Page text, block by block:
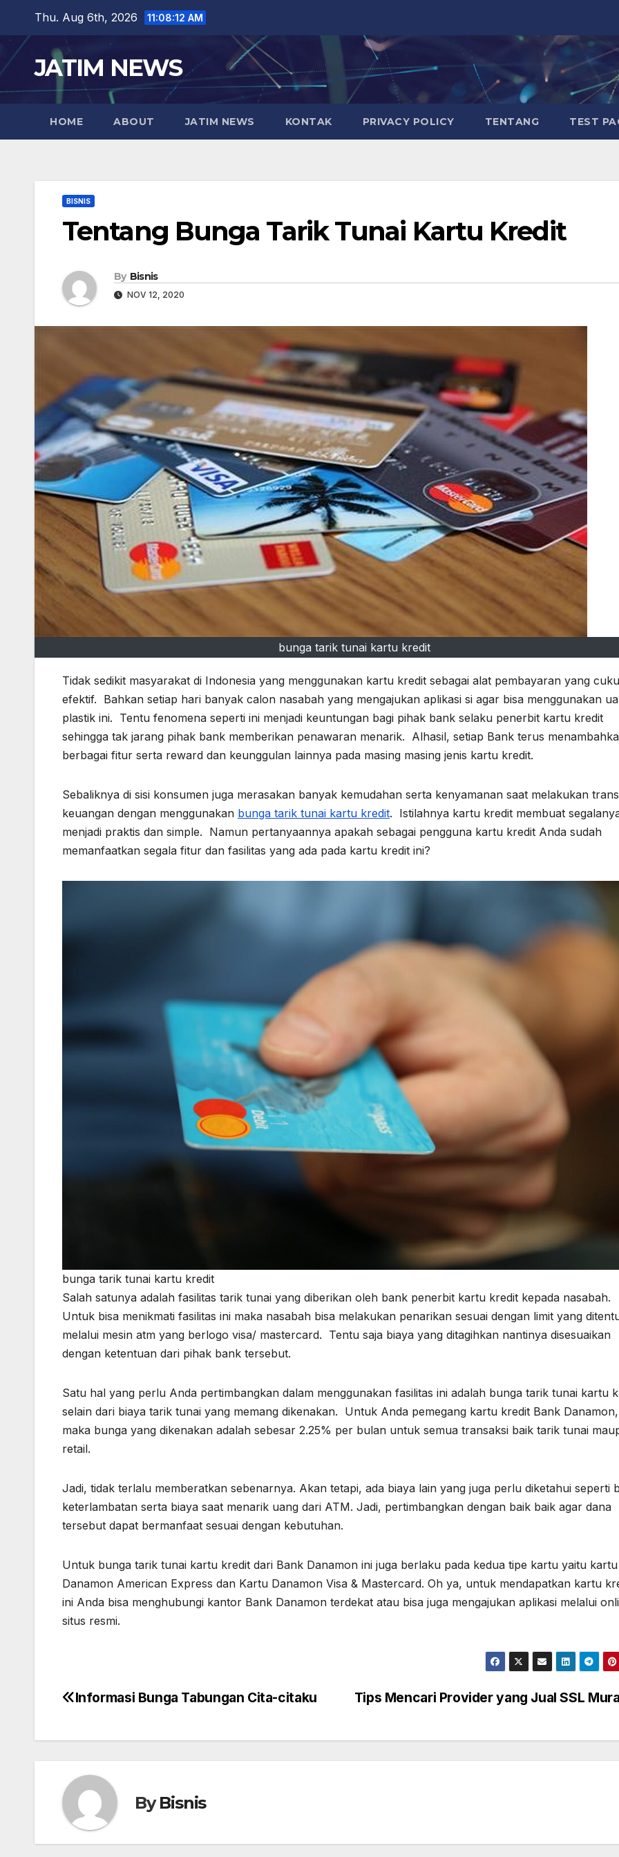
content
Thu. Aug 6th, 2026 11:08:13 AM
JATIM NEWS
HOME ABOUT JATIM NEWS KONTAK PRIVACY POLICY TENTANG TEST
BISNIS
Tentang Bunga Tarik Tunai Kartu Kredit
By Bisnis
NOV 12, 2020
bunga tarik tunai kartu kredit
Tidak sedikit masyarakat di Indonesia yang menggunakan kartu kredit sebagai alat pembayaran yang
efektif. Bahkan setiap hari banyak calon nasabah yang mengajukan aplikasi si agar bisa menggunakan
plastik ini. Tentu fenomena seperti ini menjadi keuntungan bagi pihak bank selaku penerbit kartu kredit
sehingga tak jarang pihak bank memberikan penawaran menarik. Alhasil, setiap Bank terus
berbagai fitur serta reward dan keunggulan lainnya pada masing masing jenis kartu kredit.
Sebaliknya di sisi konsumen juga merasakan banyak kemudahan serta kenyamanan saat melakukan
keuangan dengan menggunakan bunga tarik tunai kartu kredit. Istilahnya kartu kredit membuat
menjadi praktis dan simple. Namun pertanyaannya apakah sebagai pengguna kartu kredit Anda sudah
memanfaatkan segala fitur dan fasilitas yang ada pada kartu kredit ini?
bunga tarik tunai kartu kredit
Salah satunya adalah fasilitas tarik tunai yang diberikan oleh bank penerbit kartu kredit kepada nasabah.
Untuk bisa menikmati fasilitas ini maka nasabah bisa melakukan penarikan sesuai dengan limit yang
melalui mesin atm yang berlogo visa/ mastercard. Tentu saja biaya yang ditagihkan nantinya disesuaikan
dengan ketentuan dari pihak bank tersebut.
Satu hal yang perlu Anda pertimbangkan dalam menggunakan fasilitas ini adalah bunga tarik tunai kartu
selain dari biaya tarik tunai yang memang dikenakan. Untuk Anda pemegang kartu kredit Bank Danamon,
maka bunga yang dikenakan adalah sebesar 2.25% per bulan untuk semua transaksi baik tarik tunai
retail.
Jadi, tidak terlalu memberatkan sebenarnya. Akan tetapi, ada biaya lain yang juga perlu diketahui seperti
keterlambatan serta biaya saat menarik uang dari ATM. Jadi, pertimbangkan dengan baik baik agar dana
tersebut dapat bermanfaat sesuai dengan kebutuhan.
Untuk bunga tarik tunai kartu kredit dari Bank Danamon ini juga berlaku pada kedua tipe kartu yaitu kartu
Danamon American Express dan Kartu Danamon Visa & Mastercard. Oh ya, untuk mendapatkan kartu
ini Anda bisa menghubungi kantor Bank Danamon terdekat atau bisa juga mengajukan aplikasi melalui
situs resmi.
Post
Tips Mencari Provider yang Jual SSL
Informasi Bunga Tabungan Cita-citaku
ByBisnis